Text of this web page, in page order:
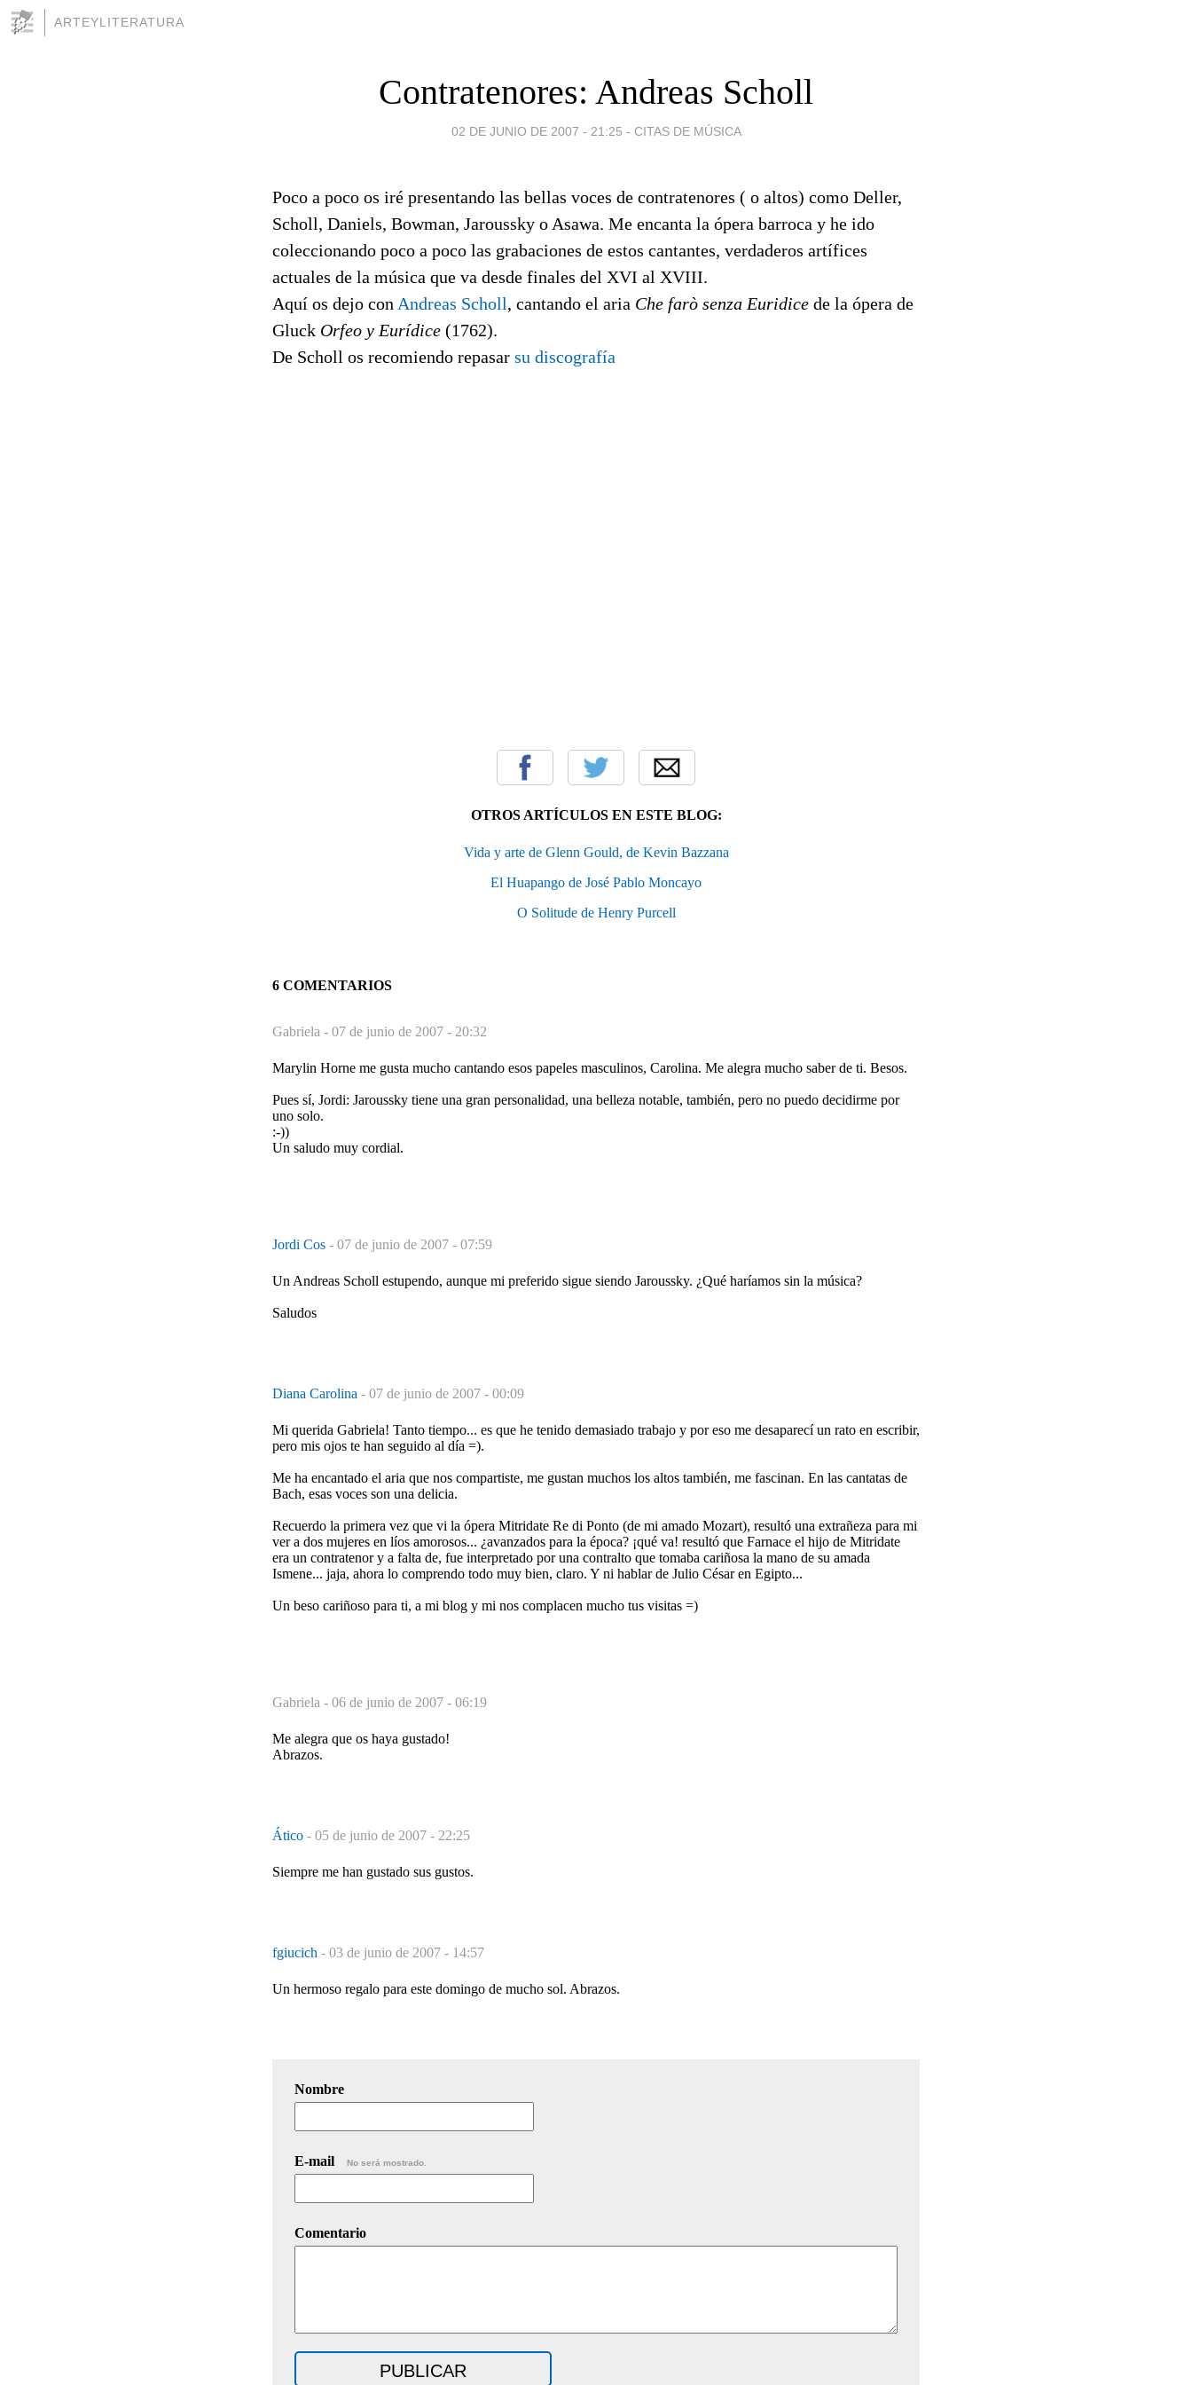
ARTEYLITERATURA
Contratenores: Andreas Scholl
02 DE JUNIO DE 2007 - 21:25 - CITAS DE MÚSICA
Poco a poco os iré presentando las bellas voces de contratenores ( o altos) como Deller,
Scholl, Daniels, Bowman, Jaroussky o Asawa. Me encanta la ópera barroca y he ido
coleccionando poco a poco las grabaciones de estos cantantes, verdaderos artífices
actuales de la música que va desde finales del XVI al XVIII.
Aquí os dejo con Andreas Scholl, cantando el aria Che farò senza Euridice de la ópera de
Gluck Orfeo y Eurídice (1762).
De Scholl os recomiendo repasar su discografía
OTROS ARTÍCULOS EN ESTE BLOG:
Vida y arte de Glenn Gould, de Kevin Bazzana
El Huapango de José Pablo Moncayo
O Solitude de Henry Purcell
6 COMENTARIOS
Gabriela - 07 de junio de 2007 - 20:32
Marylin Horne me gusta mucho cantando esos papeles masculinos, Carolina. Me alegra mucho saber de ti. Besos.
Pues sí, Jordi: Jaroussky tiene una gran personalidad, una belleza notable, también, pero no puedo decidirme por
uno solo.
:-))
Un saludo muy cordial.
Jordi Cos - 07 de junio de 2007 - 07:59
Un Andreas Scholl estupendo, aunque mi preferido sigue siendo Jaroussky. ¿Qué haríamos sin la música?
Saludos
Diana Carolina - 07 de junio de 2007 - 00:09
Mi querida Gabriela! Tanto tiempo... es que he tenido demasiado trabajo y por eso me desaparecí un rato en escribir,
pero mis ojos te han seguido al día =).
Me ha encantado el aria que nos compartiste, me gustan muchos los altos también, me fascinan. En las cantatas de
Bach, esas voces son una delicia.
Recuerdo la primera vez que vi la ópera Mitridate Re di Ponto (de mi amado Mozart), resultó una extrañeza para mi
ver a dos mujeres en líos amorosos... ¿avanzados para la época? ¡qué va! resultó que Farnace el hijo de Mitridate
era un contratenor y a falta de, fue interpretado por una contralto que tomaba cariñosa la mano de su amada
Ismene... jaja, ahora lo comprendo todo muy bien, claro. Y ni hablar de Julio César en Egipto...
Un beso cariñoso para ti, a mi blog y mi nos complacen mucho tus visitas =)
Gabriela - 06 de junio de 2007 - 06:19
Me alegra que os haya gustado!
Abrazos.
Ático - 05 de junio de 2007 - 22:25
Siempre me han gustado sus gustos.
fgiucich - 03 de junio de 2007 - 14:57
Un hermoso regalo para este domingo de mucho sol. Abrazos.
Nombre
E-mail No será mostrado.
Comentario